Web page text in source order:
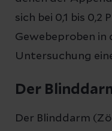
sich bei 0,1 bis
Gewebeproben in
Untersuchung
Der
Der Blinddarm